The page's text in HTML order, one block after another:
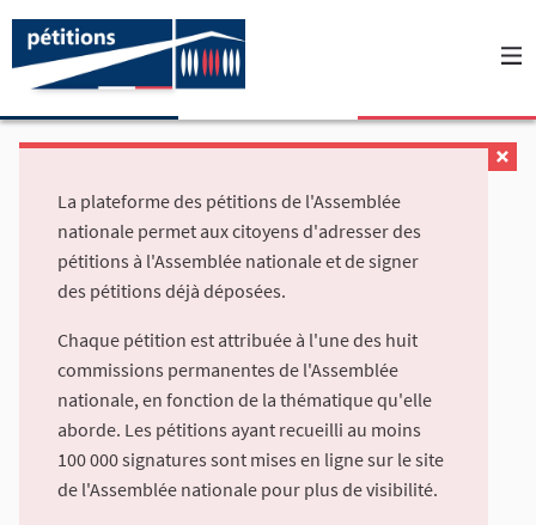
La plateforme des pétitions de l'Assemblée
nationale permet aux citoyens d'adresser des
pétitions à l'Assemblée nationale et de signer
des pétitions déjà déposées.
Chaque pétition est attribuée à l'une des huit
commissions permanentes de l'Assemblée
nationale, en fonction de la thématique qu'elle
aborde. Les pétitions ayant recueilli au moins
100 000 signatures sont mises en ligne sur le site
de l'Assemblée nationale pour plus de visibilité.